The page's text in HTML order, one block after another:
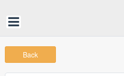
Back